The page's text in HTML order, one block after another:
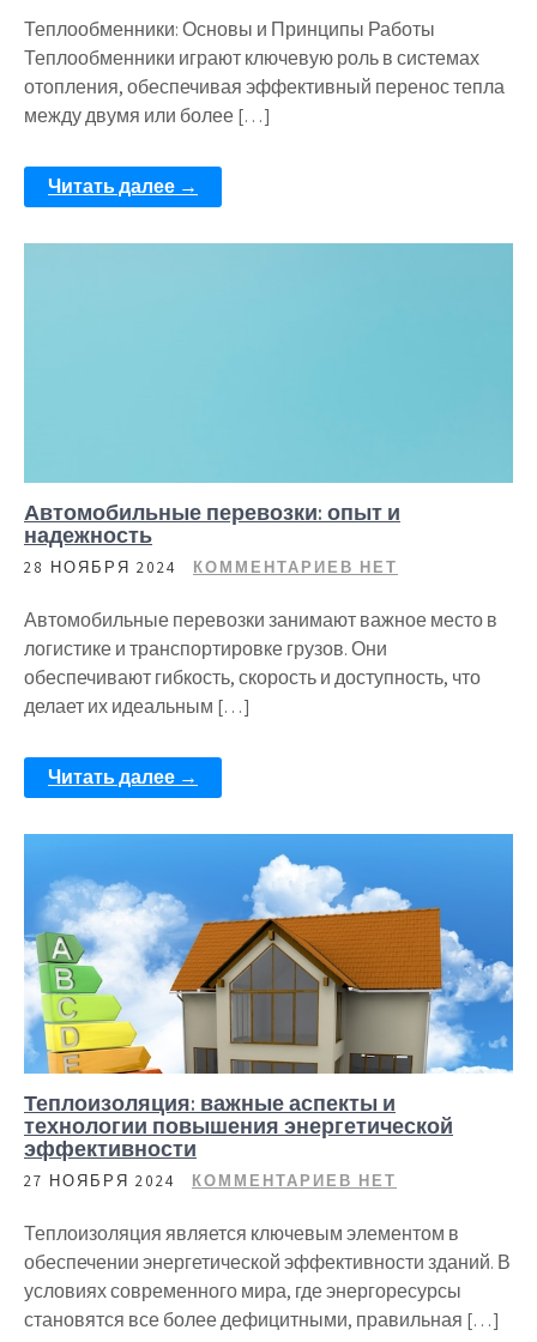
Теплообменники: Основы и Принципы Работы
Теплообменники играют ключевую роль в системах
отопления, обеспечивая эффективный перенос тепла
между двумя или более […]
Читать далее →
Автомобильные перевозки: опыт и
надежность
28 НОЯБРЯ 2024 КОММЕНТАРИЕВ НЕТ
Автомобильные перевозки занимают важное место в
логистике и транспортировке грузов. Они
обеспечивают гибкость, скорость и доступность, что
делает их идеальным […]
Читать далее →
Теплоизоляция: важные аспекты и
технологии повышения энергетической
эффективности
27 НОЯБРЯ 2024 КОММЕНТАРИЕВ НЕТ
Теплоизоляция является ключевым элементом в
обеспечении энергетической эффективности зданий. В
условиях современного мира, где энергоресурсы
становятся все более дефицитными, правильная […]